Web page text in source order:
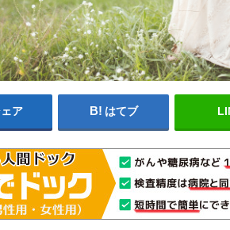
ア はてブ